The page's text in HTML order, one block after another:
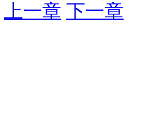
上一章 下一章